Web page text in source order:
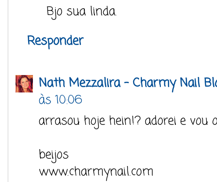
Bjo sua linda.
Responder
Nath Mezzalira - Charmy Nail
às 10:06
arrasou hoje hein!? adorei e vou
beijos
www.charmynail.com